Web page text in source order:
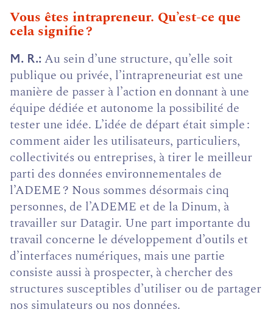
Vous êtes intrapreneur. Qu’est-ce que
cela signifie ?
M. R. Au sein d’une structure, qu’elle soit
publique ou privée, l’intrapreneuriat est une
manière de passer à l’action en donnant à une
équipe dédiée et autonome la possibilité de
tester une idée. L’idée de départ était simple :
comment aider les utilisateurs, particuliers,
collectivités ou entreprises, à tirer le meilleur
parti des données environnementales de
l’ADEME ? Nous sommes désormais cinq
personnes, de l’ADEME et de la Dinum, à
travailler sur Datagir. Une part importante du
travail concerne le développement d’outils et
d’interfaces numériques, mais une partie
consiste aussi à prospecter, à chercher des
structures susceptibles d’utiliser ou de partager
nos simulateurs ou nos données.